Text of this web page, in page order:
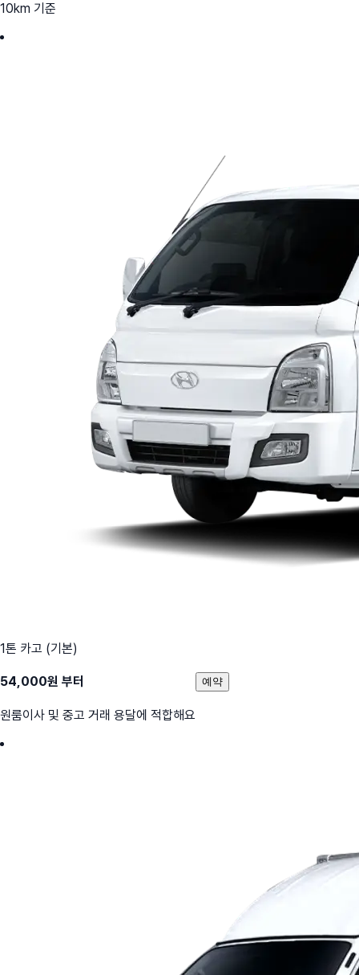
10km 기준
1톤 카고 (기본)
54,000원 부터
원룸이사 및 중고 거래 용달에 적합해요
예약